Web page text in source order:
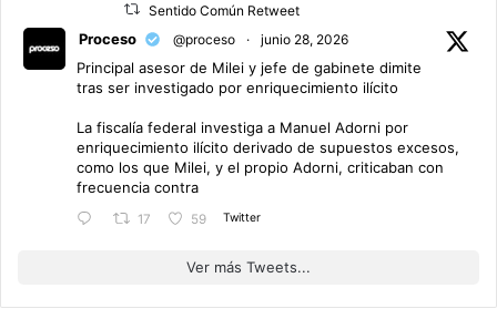
Sentido Común Retweet
Proceso @proceso · junio 28, 2026
Principal asesor de Milei y jefe de gabinete dimite
tras ser investigado por enriquecimiento ilícito
La fiscalía federal investiga a Manuel Adorni por
enriquecimiento ilícito derivado de supuestos excesos,
como los que Milei, y el propio Adorni, criticaban con
frecuencia contra
17 59 Twitter
Ver más Tweets...